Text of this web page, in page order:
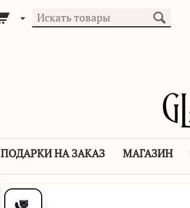
ПОДАРКИ НА ЗАКАЗ МАГАЗИН